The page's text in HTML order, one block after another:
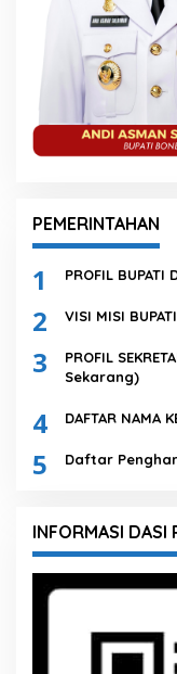
PEMERINTAHAN
1 PROFIL BUPATI
2 VISI MISI
3
PROFIL
Sekarang)
4 DAFTAR NAMA
5 Daftar
INFORMASI DASI